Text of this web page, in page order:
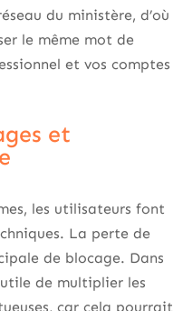
du ministère, d’où
le même mot de
et vos comptes
et
les utilisateurs font
La perte de
de blocage. Dans
de multiplier les
car cela pourrait